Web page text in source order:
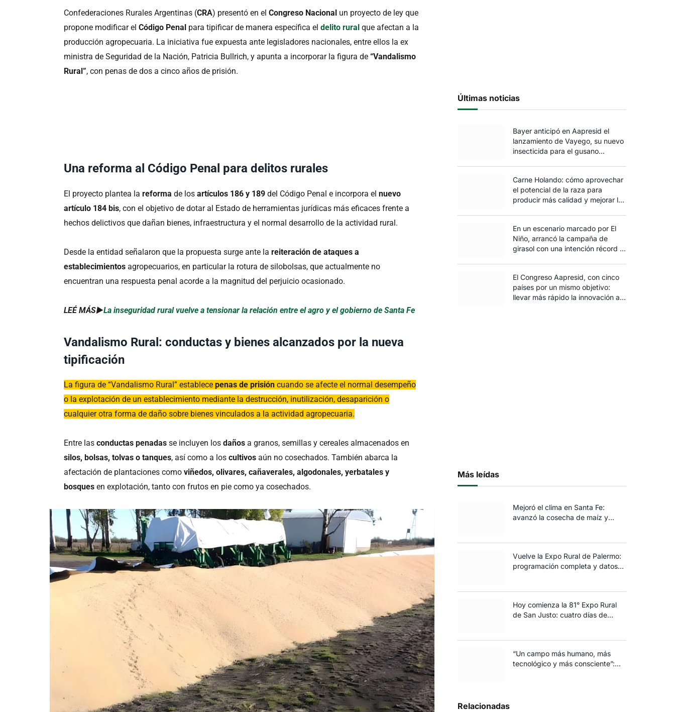
Confederaciones Rurales Argentinas (CRA) presentó en elCongreso Nacional un proyecto de ley que
propone modificar elCódigo Penal para tipificar de manera específica eldelito rural que afectan a la
producción agropecuaria. La iniciativa fue expuesta ante legisladores nacionales, entre ellos la ex
ministra de Seguridad de la Nación, Patricia Bullrich, y apunta a incorporar la figura de“Vandalismo
Rural”, con penas de dos a cinco años de prisión.
Una reforma al Código Penal para delitos rurales
El proyecto plantea lareforma de losartículos 186 y 189 del Código Penal e incorpora elnuevo
artículo 184 bis, con el objetivo de dotar al Estado de herramientas jurídicas más eficaces frente a
hechos delictivos que dañan bienes, infraestructura y el normal desarrollo de la actividad rural.
Desde la entidad señalaron que la propuesta surge ante lareiteración de ataques a
establecimientos agropecuarios, en particular la rotura de silobolsas, que actualmente no
encuentran una respuesta penal acorde a la magnitud del perjuicio ocasionado.
LEÉ MÁS►La inseguridad rural vuelve a tensionar la relación entre el agro y el gobierno de Santa Fe
Vandalismo Rural: conductas y bienes alcanzados por la nueva
tipificación
La figura de “Vandalismo Rural” establece penas de prisión cuando se afecte el normal desempeño
o la explotación de un establecimiento mediante la destrucción, inutilización, desaparición o
cualquier otra forma de daño sobre bienes vinculados a la actividad agropecuaria.
Entre lasconductas penadas se incluyen losdaños a granos, semillas y cereales almacenados en
silos, bolsas, tolvas o tanques, así como a loscultivos aún no cosechados. También abarca la
afectación de plantaciones comoviñedos, olivares, cañaverales, algodonales, yerbatales y
bosques en explotación, tanto con frutos en pie como ya cosechados.
Últimas noticias
Bayer anticipó en Aapresid el
lanzamiento de Vayego, su nuevo
insecticida para el gusano
Carne Holando: cómo aprovechar
el potencial de la raza para
producir más calidad y mejorar la
En un escenario marcado por El
Niño, arrancó la campaña de
girasol con una intención récord y
El Congreso Aapresid, con cinco
países por un mismo objetivo:
llevar más rápido la innovación al
Más leídas
Mejoró el clima en Santa Fe:
avanzó la cosecha de maíz y
Vuelve la Expo Rural de Palermo:
programación completa y datos
Hoy comienza la 81° Expo Rural
de San Justo: cuatro días de
“Un campo más humano, más
tecnológico y más consciente”:
Relacionadas